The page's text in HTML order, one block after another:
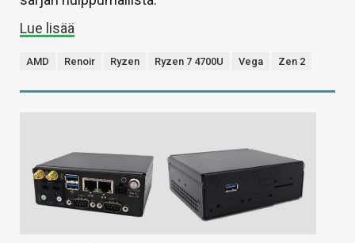
Lue lisää
AMD Renoir Ryzen Ryzen 7 4700U Vega Zen 2